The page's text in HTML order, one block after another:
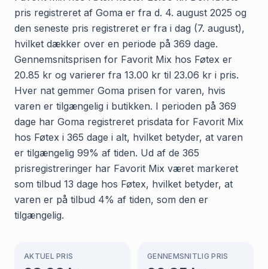
pris registreret af Goma er fra d. 4. august 2025 og
den seneste pris registreret er fra i dag (7. august),
hvilket dækker over en periode på 369 dage.
Gennemsnitsprisen for Favorit Mix hos Føtex er
20.85 kr og varierer fra 13.00 kr til 23.06 kr i pris.
Hver nat gemmer Goma prisen for varen, hvis
varen er tilgængelig i butikken. I perioden på 369
dage har Goma registreret prisdata for Favorit Mix
hos Føtex i 365 dage i alt, hvilket betyder, at varen
er tilgængelig 99% af tiden. Ud af de 365
prisregistreringer har Favorit Mix været markeret
som tilbud 13 dage hos Føtex, hvilket betyder, at
varen er på tilbud 4% af tiden, som den er
tilgængelig.
AKTUEL PRIS GENNEMSNITLIG PRIS